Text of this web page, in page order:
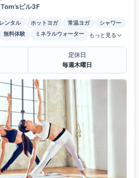
ビル3F
ンタル ホットヨガ 常温ヨガ
シャワー
無料体験 ミネラルウォーター もっと見る
定休日
毎週木曜日